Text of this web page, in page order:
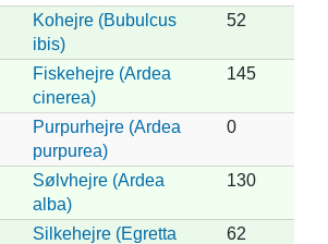
Kohejre (Bubulcus
ibis)
52
Fiskehejre (Ardea
cinerea)
145
Purpurhejre (Ardea
purpurea)
0
Sølvhejre (Ardea
alba)
130
Silkehejre (Egretta
62